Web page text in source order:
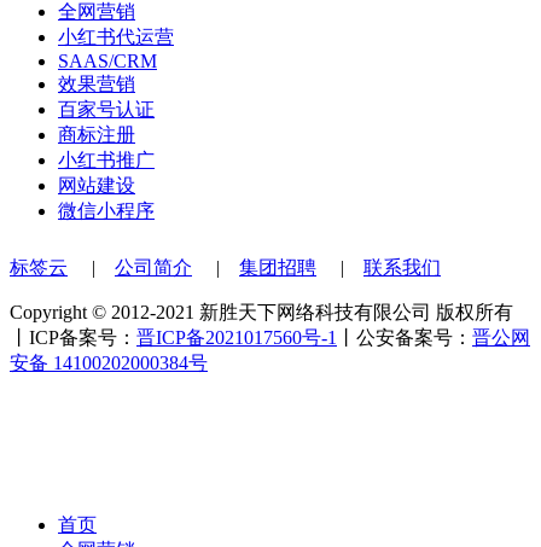
全网营销
小红书代运营
SAAS/CRM
效果营销
百家号认证
商标注册
小红书推广
网站建设
微信小程序
标签云 公司简介 集团招聘 联系我们
Copyright © 2012-2021 新胜天下网络科技有限公司 版权所有
丨ICP备案号： 晋ICP备2021017560号-1 丨公安备案号： 晋公网
安备 14100202000384号
首页